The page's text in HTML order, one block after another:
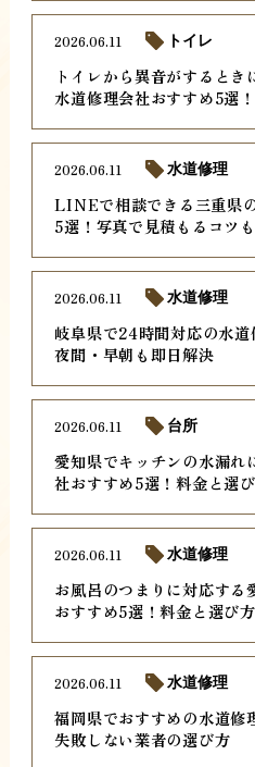
トイレから異音がするとき
水道修理会社おすすめ5選！
2026.06.11 トイレ
LINEで相談できる三重県
5選！写真で見積もるコツ
2026.06.11 水道修理
岐阜県で24時間対応の水道
夜間・早朝も即日解決
2026.06.11 水道修理
愛知県でキッチンの水漏れ
社おすすめ5選！料金と選
2026.06.11 台所
お風呂のつまりに対応する
おすすめ5選！料金と選び方
2026.06.11 水道修理
福岡県でおすすめの水道修
失敗しない業者の選び方
2026.06.11 水道修理